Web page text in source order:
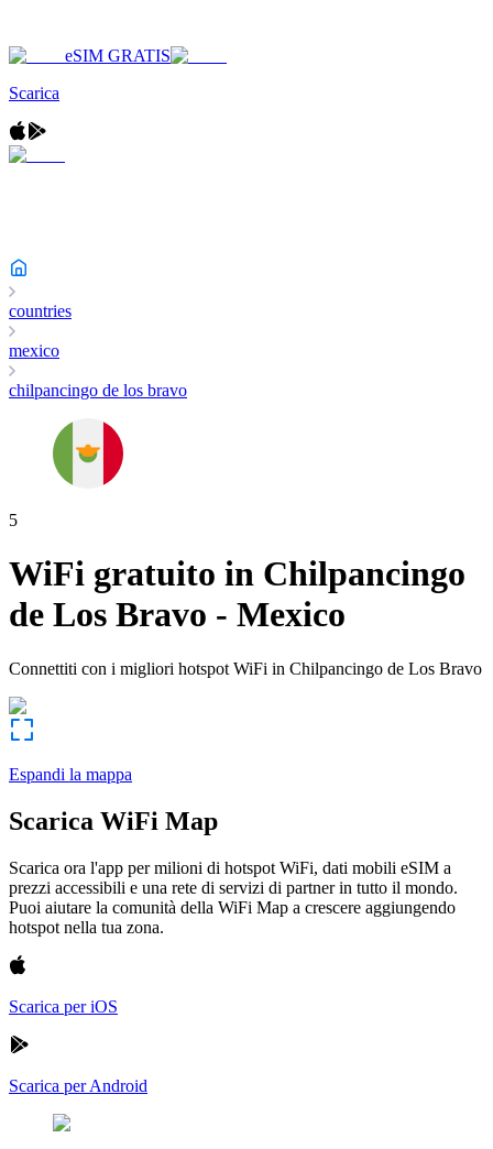
eSIM GRATIS
Scarica
countries
mexico
chilpancingo de los bravo
5
WiFi gratuito in Chilpancingo
de Los Bravo - Mexico
Connettiti con i migliori hotspot WiFi in Chilpancingo de Los Bravo
Espandi la mappa
Scarica WiFi Map
Scarica ora l'app per milioni di hotspot WiFi, dati mobili eSIM a
prezzi accessibili e una rete di servizi di partner in tutto il mondo.
Puoi aiutare la comunità della WiFi Map a crescere aggiungendo
hotspot nella tua zona.
Scarica per iOS
Scarica per Android